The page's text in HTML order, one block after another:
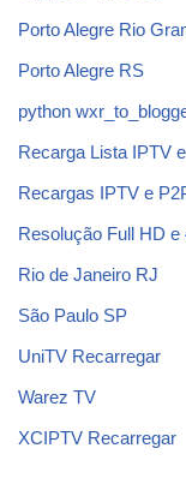
Porto Alegre Rio
Porto Alegre RS
python
Recarga Lista IPTV
Recargas IPTV e
Resolução Full HD e
Rio de Janeiro RJ
São Paulo SP
UniTV Recarregar
Warez TV
XCIPTV Recarregar